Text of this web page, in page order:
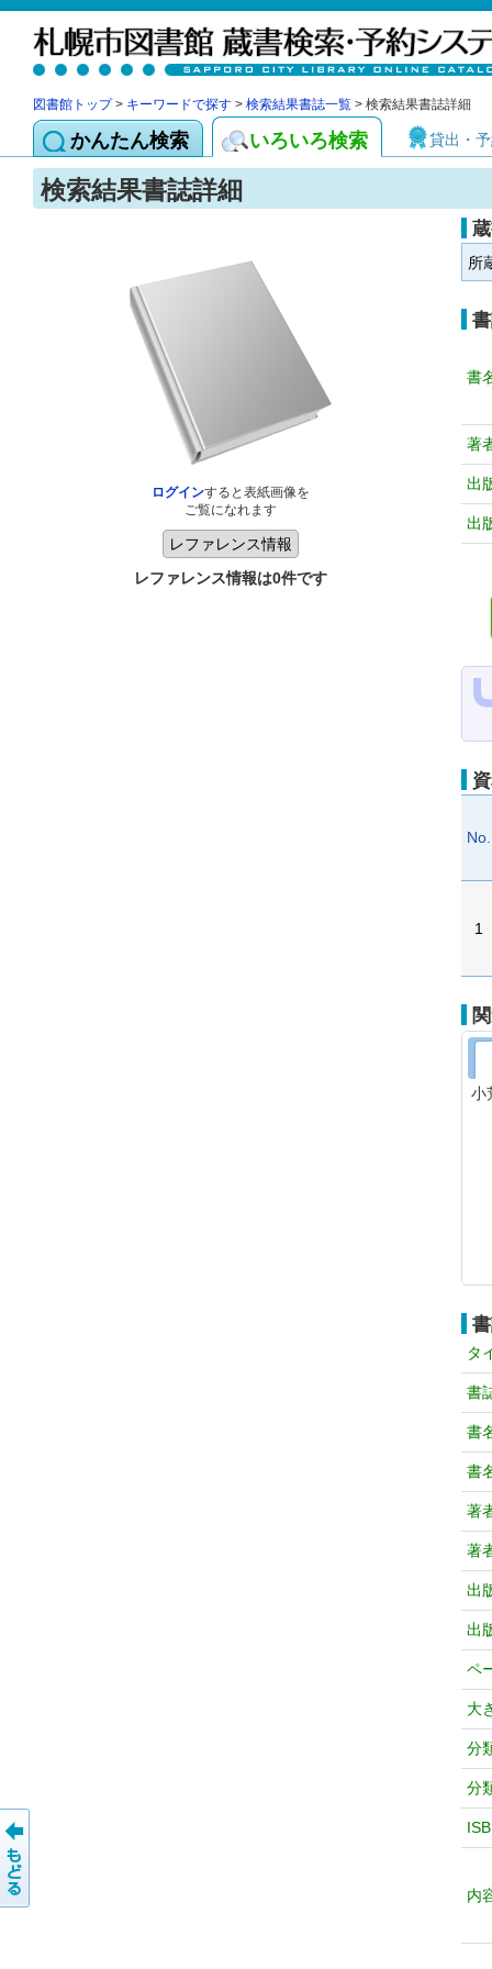
図書館トップ> キーワードで探す > 検索結果書誌一覧 > 検索結果書誌詳細
かんたん検索 いろいろ検索 貸出・
検索結果書誌詳細
ログインすると表紙画像を
ご覧になれます
レファレンス情報は0件です
所
書
著
出
出
No.
1
小
タ
書
書
書
著
著
出
出
ペ
大
分
分
内